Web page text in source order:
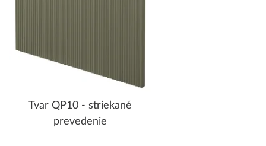
Tvar QP10 - striekané
prevedenie